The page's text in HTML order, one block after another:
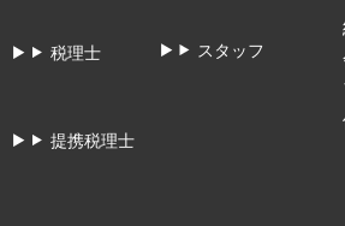
税理士
提携税理士
スタッフ